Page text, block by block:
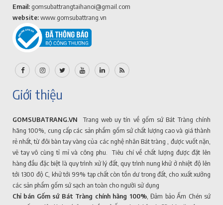
Email: gomsubattrangtaihanoi@gmail.com
website:www.gomsubattrang.vn
Giới thiệu
GOMSUBATRANG.VN Trang web uy tín về gốm sứ Bát Tràng chính
hãng 100%, cung cấp các sản phẩm gốm sứ chất lượng cao và giá thành
rẻ nhất, từ đôi bàn tay vàng của các nghệ nhân Bát tràng , được vuốt nặn,
vẽ tay vô cùng tỉ mỉ và công phu. Tiêu chí về chất lượng được đặt lên
hàng đầu đặc biệt là quy trình xử lý đất, quy trình nung khử ở nhiệt độ lên
tới 1300 độ C, khử tới 99% tạp chất còn tồn dư trong đất, cho xuất xưởng
các sản phẩm gốm sứ sạch an toàn cho người sử dụng
Chỉ bán Gốm sứ Bát Tràng chính hãng 100%, Đảm bảo Ấm Chén sứ